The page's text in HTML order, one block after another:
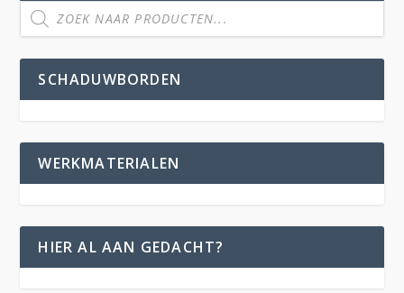
SCHADUWBORDEN
WERKMATERIALEN
HIER AL AAN GEDACHT?